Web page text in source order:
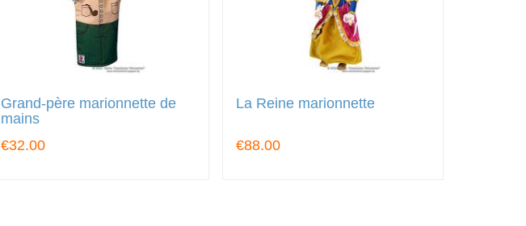
Grand-père marionnette de
mains
€32.00
La Reine marionnette
€88.00